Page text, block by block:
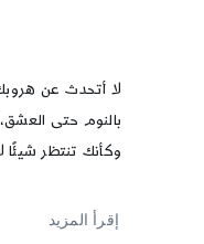
لا أتحدث عن
بالنوم حتى
وكأنك تنتظر شيئًا
إقرأ المزيد